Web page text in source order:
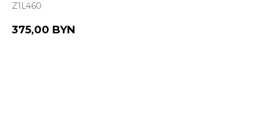
Z1L460
375,00 BYN